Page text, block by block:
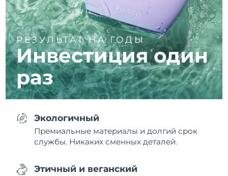
РЕЗУЛЬТАТ НА ГОДЫ
Инвестиция один
раз
Экологичный
Премиальные материалы и долгий срок
службы. Никаких сменных деталей.
Этичный и веганский